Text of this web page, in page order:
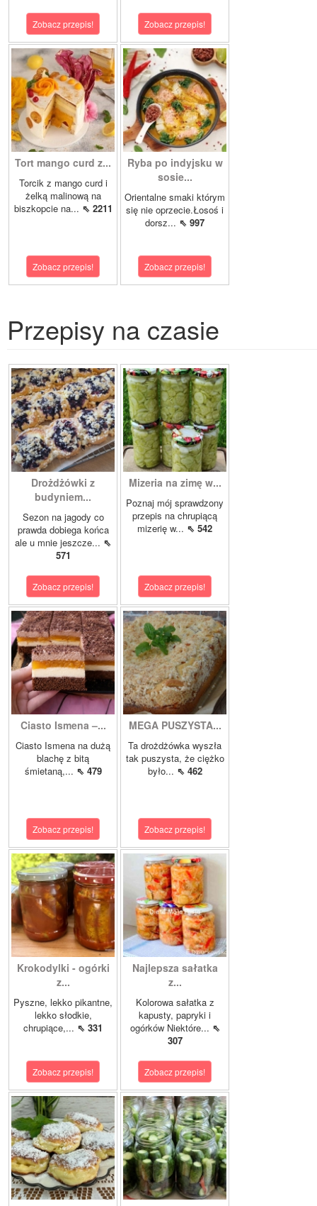
Zobacz przepis! Zobacz przepis!
Tort mango curd z...
Torcik z mango curd i
żelką malinową na
biszkopcie na... ⇖ 2211
Zobacz przepis!
Ryba po indyjsku w
sosie...
Orientalne smaki którym
się nie oprzecie.Łosoś i
dorsz... ⇖ 997
Zobacz przepis!
Przepisy na czasie
Drożdżówki z
budyniem...
Sezon na jagody co
prawda dobiega końca
ale u mnie jeszcze... ⇖
571
Zobacz przepis!
Mizeria na zimę w...
Poznaj mój sprawdzony
przepis na chrupiącą
mizerię w... ⇖ 542
Zobacz przepis!
Ciasto Ismena –...
Ciasto Ismena na dużą
blachę z bitą
śmietaną,... ⇖ 479
Zobacz przepis!
MEGA PUSZYSTA...
Ta drożdżówka wyszła
tak puszysta, że ciężko
było... ⇖ 462
Zobacz przepis!
Krokodylki - ogórki
z...
Pyszne, lekko pikantne,
lekko słodkie,
chrupiące,... ⇖ 331
Zobacz przepis!
Najlepsza sałatka
z...
Kolorowa sałatka z
kapusty, papryki i
ogórków Niektóre... ⇖
307
Zobacz przepis!